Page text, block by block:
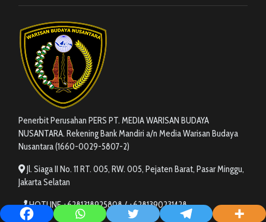
Penerbit Perusahan PERS PT. MEDIA WARISAN BUDAYA
NUSANTARA. Rekening Bank Mandiri a/n Media Warisan Budaya
Nusantara (1660-0029-5807-2)
Jl. Siaga II No. 11 RT. 005, RW. 005, Pejaten Barat, Pasar Minggu,
Jakarta Selatan
HOTLINE +6281318925808 / +6281390231428